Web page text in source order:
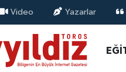
Video Yazarlar